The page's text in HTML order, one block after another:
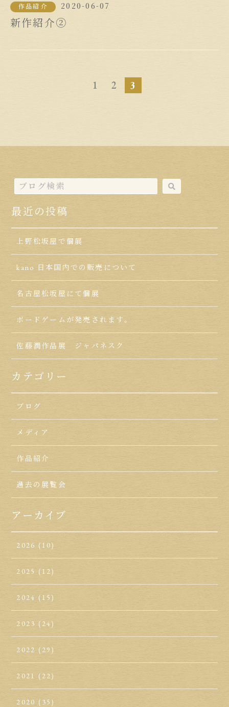
作品紹介 2020-06-07
新作紹介②
1 2 3
最近の投稿
上野松坂屋で個展
kano 日本国内での販売について
名古屋松坂屋にて個展
ボードゲームが発売されます。
佐藤潤作品展 ジャパネスク
カテゴリー
ブログ
メディア
作品紹介
過去の展覧会
アーカイブ
2026 (10)
2025 (12)
2024 (15)
2023 (24)
2022 (29)
2021 (22)
2020 (35)